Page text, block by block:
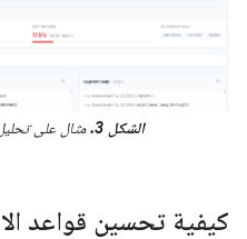
الشكل 3. مثال على
كيفية تحسين قواعد